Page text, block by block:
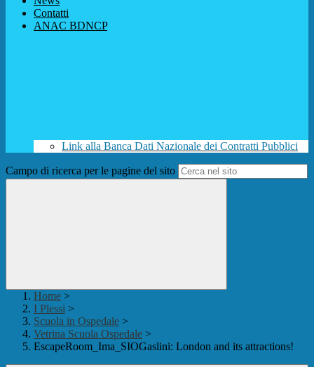
Contatti
ANAC BDNCP
Link alla Banca Dati Nazionale dei Contratti Pubblici
Campo di ricerca per le pagine del sito
Home >
I Plessi >
Scuola in Ospedale >
Vetrina Scuola Ospedale >
EscapeRoom_Ima_SIOGaslini: London and its attractions!